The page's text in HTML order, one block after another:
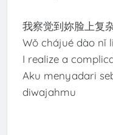
我察觉到妳脸上复
Wǒ chájué dào nǐ
I realize a
Aku menyadari
diwajahmu